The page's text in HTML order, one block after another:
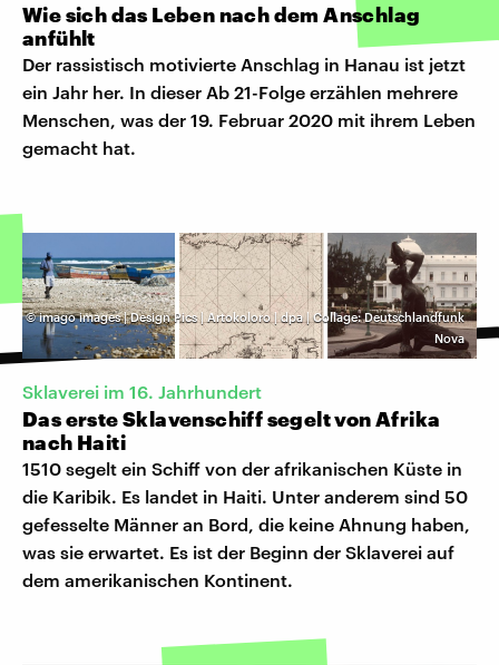
Wie sich das Leben nach dem Anschlag
anfühlt
Der rassistisch motivierte Anschlag in Hanau ist jetzt
ein Jahr her. In dieser Ab 21-Folge erzählen mehrere
Menschen, was der 19. Februar 2020 mit ihrem Leben
gemacht hat.
©imago images | Design Pics | Artokoloro | dpa | Collage: Deutschlandfunk
Nova
Sklaverei im 16. Jahrhundert
Das erste Sklavenschiff segelt von Afrika
nach Haiti
1510 segelt ein Schiff von der afrikanischen Küste in
die Karibik. Es landet in Haiti. Unter anderem sind 50
gefesselte Männer an Bord, die keine Ahnung haben,
was sie erwartet. Es ist der Beginn der Sklaverei auf
dem amerikanischen Kontinent.